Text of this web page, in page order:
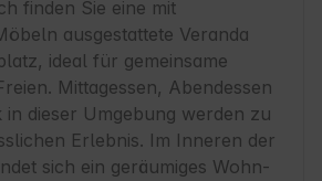
finden Sie eine mit
ausgestattete Veranda
ideal für gemeinsame
Mittagessen, Abendessen
dieser Umgebung werden zu
Erlebnis. Im Inneren der
sich ein geräumiges Wohn-